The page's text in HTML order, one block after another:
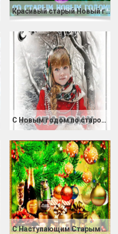
Красивый старый Новый год
С Новым годом по старому стилю
С Наступающим Старым Новым Годом